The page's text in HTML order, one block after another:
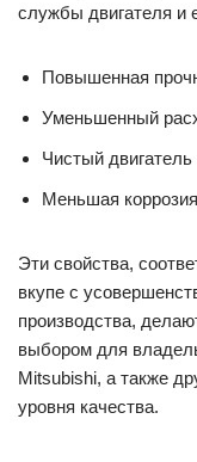
службы двигателя и
Повышенная
Уменьшенный
Чистый
Меньшая
Эти свойства,
вкупе с
производства,
выбором для
Mitsubishi, а также
уровня качества.